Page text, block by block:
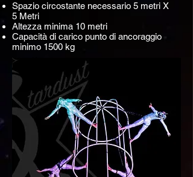
Spazio circostante necessario 5 metri X
5 Metri
Altezza minima 10 metri
Capacità di carico punto di ancoraggio
minimo 1500 kg